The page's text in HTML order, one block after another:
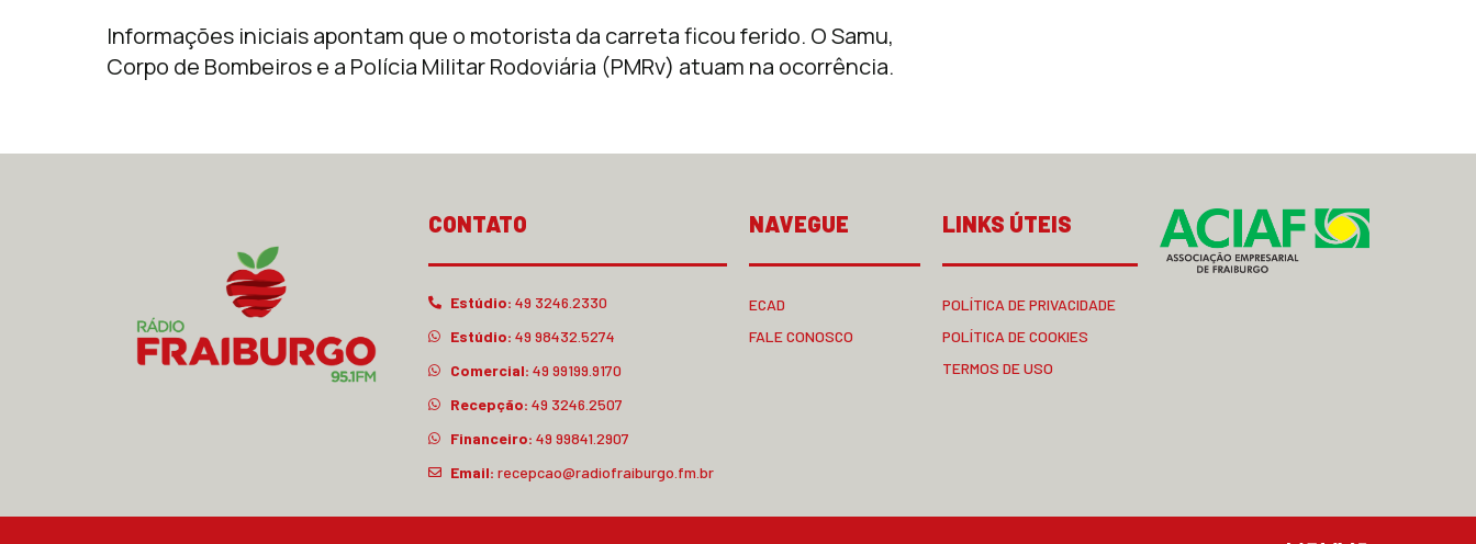
Informações iniciais apontam que o motorista da carreta ficou ferido. O Samu,
Corpo de Bombeiros e a Polícia Militar Rodoviária (PMRv) atuam na ocorrência.
CONTATO
Estúdio: 49 3246.2330
Estúdio: 49 98432.5274
Comercial: 49 99199.9170
Recepção: 49 3246.2507
Financeiro: 49 99841.2907
Email: recepcao@radiofraiburgo.fm.br
NAVEGUE
ECAD
FALE CONOSCO
LINKS ÚTEIS
POLÍTICA DE PRIVACIDADE
POLÍTICA DE COOKIES
TERMOS DE USO